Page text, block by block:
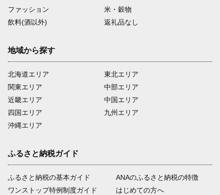
ファッション
米・穀物
飲料(酒以外)
返礼品なし
地域から探す
北海道エリア
関東エリア
近畿エリア
四国エリア
沖縄エリア
東北エリア
中部エリア
中国エリア
九州エリア
ふるさと納税ガイド
ふるさと納税の基本ガイド
ワンストップ特例制度ガイド
ANAのふるさと納税の特徴
はじめての方へ